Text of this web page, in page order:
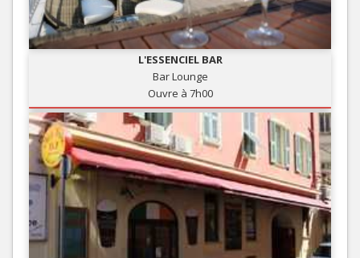
L'ESSENCIEL BAR
Bar Lounge
Ouvre à 7h00